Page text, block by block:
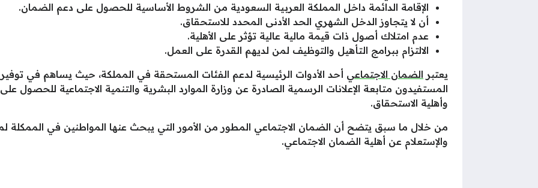
الإقامة الدائمة داخل المملكة العربية السعودية من الشروط الأساسية للحصول على دعم الضمان.
أن لا يتجاوز الدخل الشهري الحد الأدنى المحدد للاستحقاق.
عدم امتلاك أصول ذات قيمة مالية عالية تؤثر على الأهلية.
الالتزام ببرامج التأهيل والتوظيف لمن لديهم القدرة على العمل.
يعتبر الضمان الاجتماعي أحد الأدوات الرئيسية لدعم الفئات المستحقة في المملكة، حيث يساهم في
المستفيدون متابعة الإعلانات الرسمية الصادرة عن وزارة الموارد البشرية والتنمية الاجتماعية
وأهلية الاستحقاق.
من خلال ما سبق يتضح أن الضمان الاجتماعي المطور من الأمور التي يبحث عنها المواطنين في
والإستعلام عن أهلية الضمان الاجتماعي.